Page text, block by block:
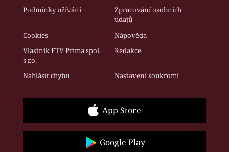
Podmínky užívání
Zpracování osobních
údajů
Cookies
Nápověda
Vlastník FTV Prima spol.
s r.o.
Redakce
Nahlásit chybu Nastavení soukromí
App Store
Google Play